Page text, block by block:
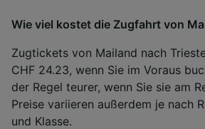
Wie viel kostet die Zugfahrt von
Zugtickets von Mailand nach
CHF 24.23, wenn Sie im Voraus
der Regel teurer, wenn Sie sie am
Preise variieren außerdem je nach
und Klasse.